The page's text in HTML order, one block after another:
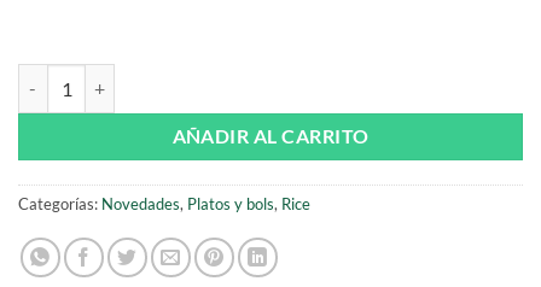
AÑADIR AL CARRITO
Categorías: Novedades, Platos y bols, Rice